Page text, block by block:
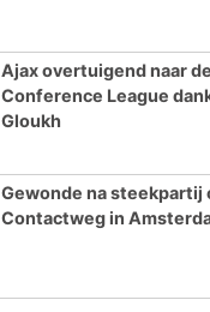
Ajax overtuigend naar
Conference League
Gloukh
Gewonde na steekpartij
Contactweg in